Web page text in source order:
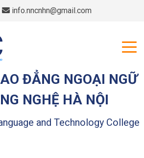
info.nncnhn@gmail.com
ĐẲNG NGOẠI NGỮ
NGHỆ HÀ NỘI
and Technology College